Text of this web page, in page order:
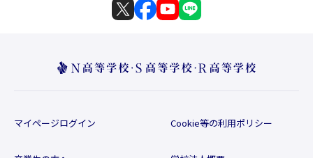
マイページログイン Cookie等の利用ポリシー